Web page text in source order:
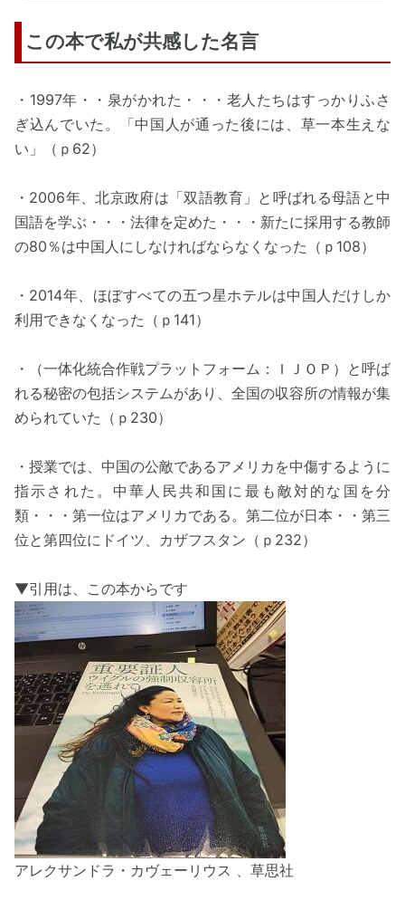
この本で私が共感した名言
・1997年・・泉がかれた・・・老人たちはすっかりふさ
ぎ込んでいた。「中国人が通った後には、草一本生えな
い」（ｐ62）
・2006年、北京政府は「双語教育」と呼ばれる母語と中
国語を学ぶ・・・法律を定めた・・・新たに採用する教師
の80％は中国人にしなければならなくなった（ｐ108）
・2014年、ほぼすべての五つ星ホテルは中国人だけしか
利用できなくなった（ｐ141）
・（一体化統合作戦プラットフォーム：ＩＪＯＰ）と呼ば
れる秘密の包括システムがあり、全国の収容所の情報が集
められていた（ｐ230）
・授業では、中国の公敵であるアメリカを中傷するように
指示された。中華人民共和国に最も敵対的な国を分
類・・・第一位はアメリカである。第二位が日本・・第三
位と第四位にドイツ、カザフスタン（ｐ232）
▼引用は、この本からです
アレクサンドラ・カヴェーリウス 、草思社